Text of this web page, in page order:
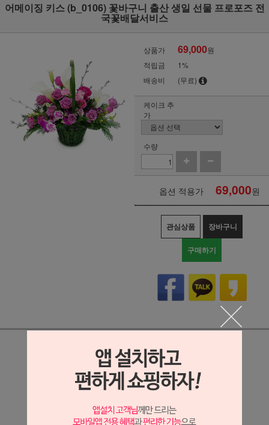
어메이징 키스 (b_0106) 꽃바구니 출산 생일 선물 프로포즈 전
국꽃배달서비스
상품가 69,000원
적립금
1%
배송비
(무료)
케이크 추
가
수량
옵션 적용가 69,000원
관심상품 장바구니
구매하기
상세정보 새창 열기